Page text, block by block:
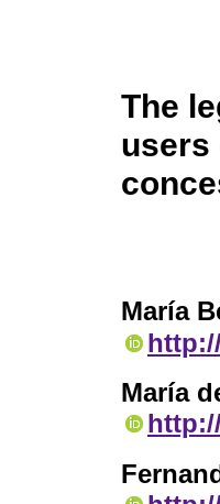
The
users
María
María